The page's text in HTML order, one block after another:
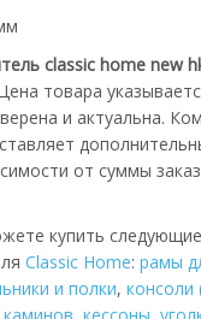
classic home new
товара
и актуальна.
от суммы
купить
Classic Home: рамы
и полки, консоли
кессоны